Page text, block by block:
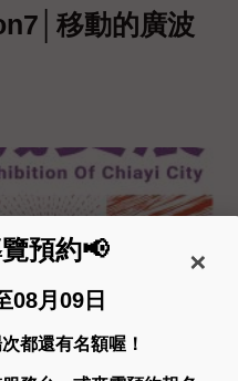
移動的廣波